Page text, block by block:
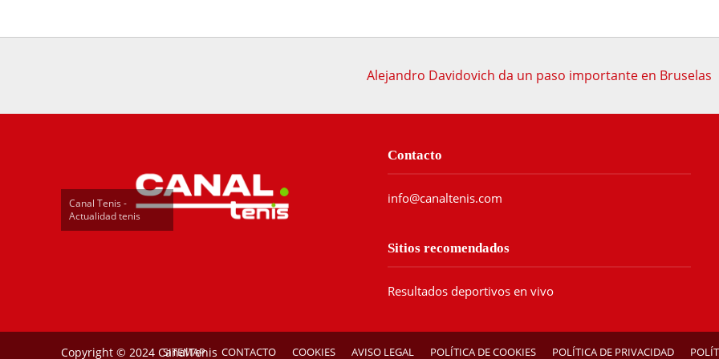
Alejandro Davidovich da un paso importante en Bruselas
Canal Tenis -
Actualidad tenis
Contacto
info@canaltenis.com
Sitios recomendados
Resultados deportivos en vivo
Copyright © 2024 CanalTenis
SITEMAP CONTACTO COOKIES AVISO LEGAL POLÍTICA DE COOKIES POLÍTICA DE PRIVACIDAD